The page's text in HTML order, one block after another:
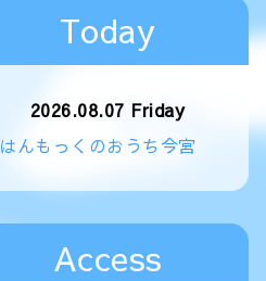
Today
2026.08.07 Friday
はんもっくのおうち今宮
Access